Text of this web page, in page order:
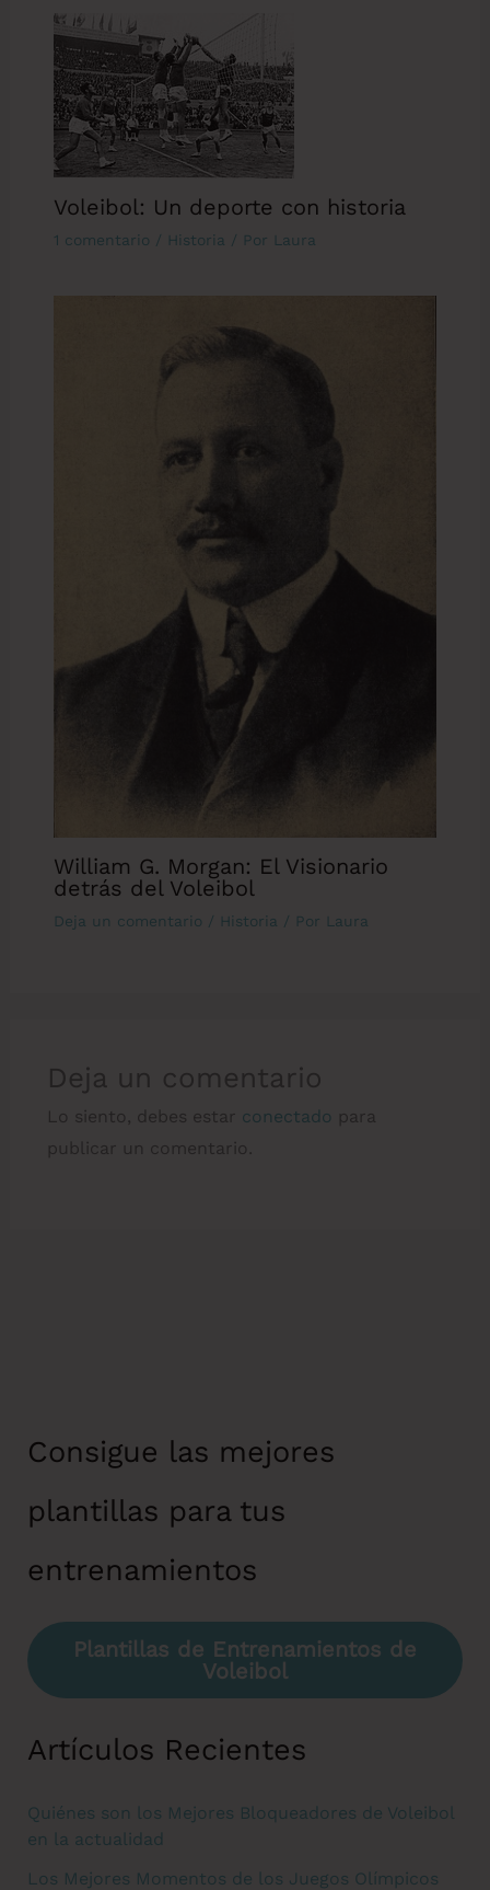
Voleibol: Un deporte con historia
1 comentario / Historia / Por Laura
William G. Morgan: El Visionario
detrás del Voleibol
Deja un comentario / Historia / Por Laura
Deja un comentario
Lo siento, debes estar conectado para
publicar un comentario.
Consigue las mejores
plantillas para tus
entrenamientos
Plantillas de Entrenamientos de
Voleibol
Artículos Recientes
Quiénes son los Mejores Bloqueadores de Voleibol
en la actualidad
Los Mejores Momentos de los Juegos Olímpicos